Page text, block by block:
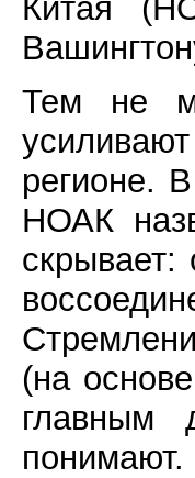
Китая
Тем не
регионе.
НОАК
скрывает:
(на
главным
понимают.